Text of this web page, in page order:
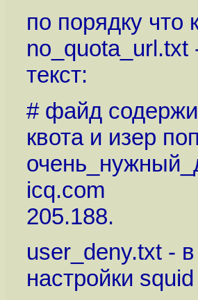
по порядку
no_quota_url.txt
текст:
# файд
квота и изер
icq.com
205.188.
user_deny.txt -
настройки